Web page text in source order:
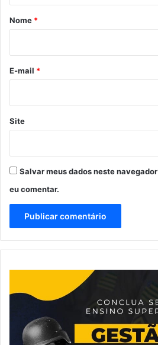
r
*
Nome *
E-mail *
Site
Salvar meus dados neste
eu comentar.